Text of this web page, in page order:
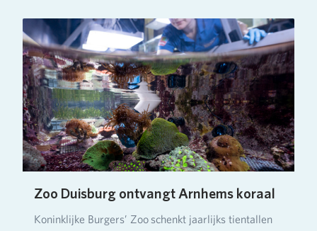
Zoo Duisburg ontvangt Arnhems koraal
Koninklijke Burgers’ Zoo schenkt jaarlijks tientallen